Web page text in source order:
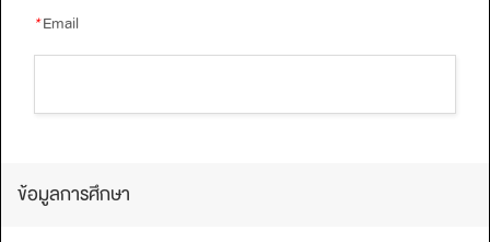
*Email
ข้อมูลการศึกษา